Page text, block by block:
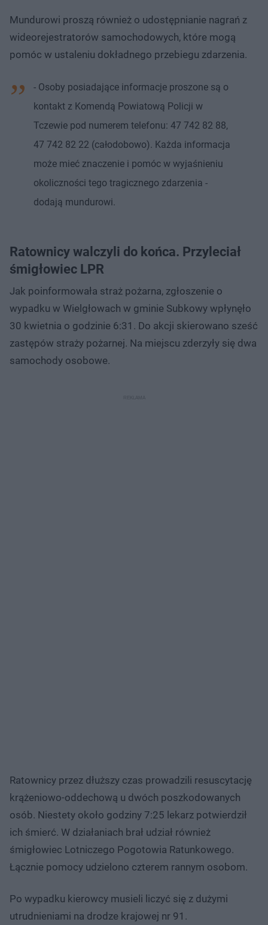
Mundurowi proszą również o udostępnianie nagrań z
wideorejestratorów samochodowych, które mogą
pomóc w ustaleniu dokładnego przebiegu zdarzenia.
- Osoby posiadające informacje proszone są o
kontakt z Komendą Powiatową Policji w
Tczewie pod numerem telefonu: 47 742 82 88,
47 742 82 22 (całodobowo). Każda informacja
może mieć znaczenie i pomóc w wyjaśnieniu
okoliczności tego tragicznego zdarzenia -
dodają mundurowi.
Ratownicy walczyli do końca. Przyleciał
śmigłowiec LPR
Jak poinformowała straż pożarna, zgłoszenie o
wypadku w Wielgłowach w gminie Subkowy wpłynęło
30 kwietnia o godzinie 6:31. Do akcji skierowano sześć
zastępów straży pożarnej. Na miejscu zderzyły się dwa
samochody osobowe.
Ratownicy przez dłuższy czas prowadzili resuscytację
krążeniowo-oddechową u dwóch poszkodowanych
osób. Niestety około godziny 7:25 lekarz potwierdził
ich śmierć. W działaniach brał udział również
śmigłowiec Lotniczego Pogotowia Ratunkowego.
Łącznie pomocy udzielono czterem rannym osobom.
Po wypadku kierowcy musieli liczyć się z dużymi
utrudnieniami na drodze krajowej nr 91.